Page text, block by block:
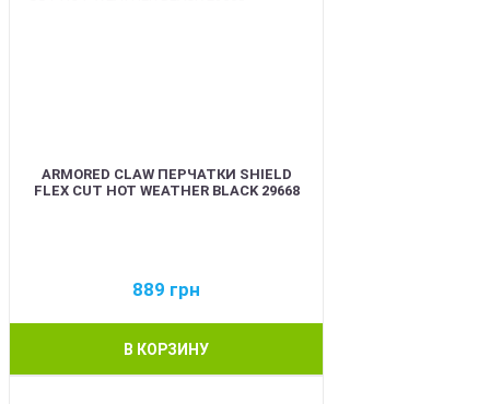
ARMORED CLAW ПЕРЧАТКИ SHIELD
FLEX CUT HOT WEATHER BLACK 29668
889 грн
В КОРЗИНУ